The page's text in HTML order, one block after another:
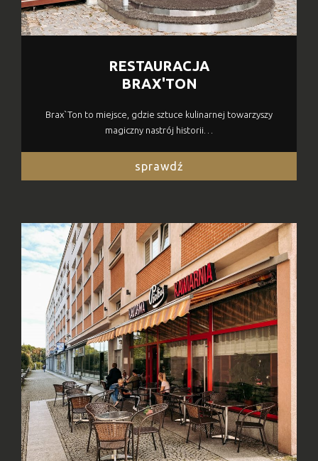
RESTAURACJA
BRAX'TON
Brax`Ton to miejsce, gdzie sztuce kulinarnej towarzyszy
magiczny nastrój historii…
sprawdź